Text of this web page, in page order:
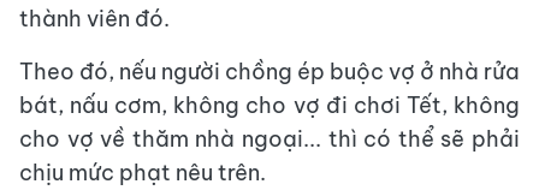
thành viên đó.
Theo đó, nếu người chồng ép buộc vợ ở nhà rửa
bát, nấu cơm, không cho vợ đi chơi Tết, không
cho vợ về thăm nhà ngoại... thì có thể sẽ phải
chịu mức phạt nêu trên.